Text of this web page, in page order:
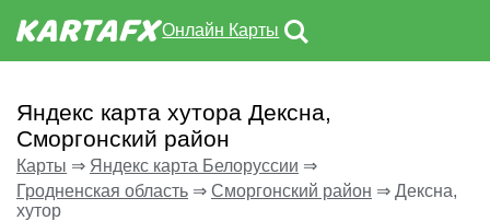
Онлайн Карты
Яндекс карта хутора Дексна,
Сморгонский район
Карты ⇒ Яндекс карта Белоруссии ⇒
Гродненская область ⇒ Сморгонский район ⇒ Дексна,
хутор